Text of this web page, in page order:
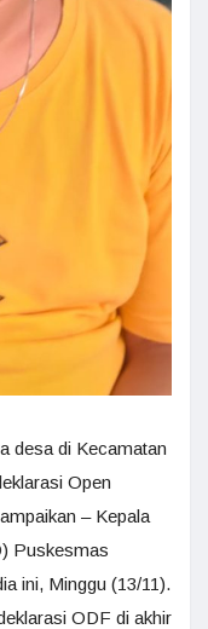
desa di Kecamatan
Open
– Kepala
Puskesmas
ini, Minggu (13/11).
ODF di akhir